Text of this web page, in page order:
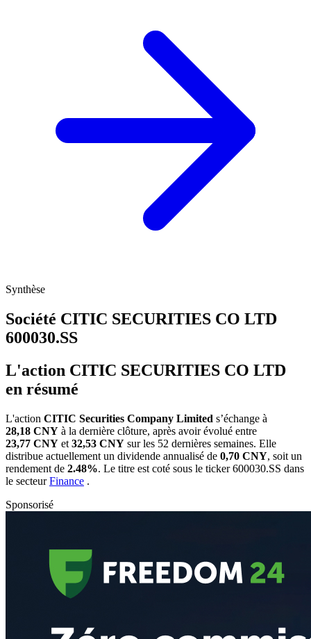
Synthèse
Société CITIC SECURITIES CO LTD
600030.SS
L'action CITIC SECURITIES CO LTD
en résumé
L'action CITIC Securities Company Limited s’échange à
28,18 CNY à la dernière clôture, après avoir évolué entre
23,77 CNY et 32,53 CNY sur les 52 dernières semaines. Elle
distribue actuellement un dividende annualisé de 0,70 CNY, soit un
rendement de 2.48%. Le titre est coté sous le ticker600030.SS dans
le secteurFinance .
Sponsorisé